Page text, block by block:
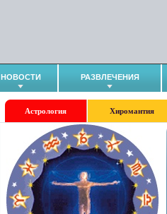
НОВОСТИ РАЗВЛЕЧЕНИЯ
Астрология Хиромантия